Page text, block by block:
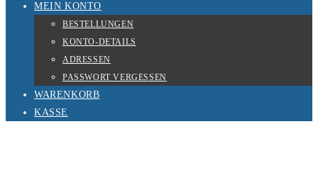
MEIN KONTO
BESTELLUNGEN
KONTO-DETAILS
ADRESSEN
PASSWORT VERGESSEN
WARENKORB
KASSE